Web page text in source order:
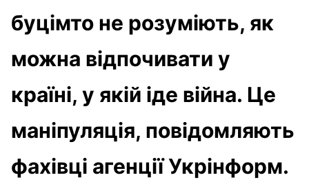
буцімто не розуміють, як
можна відпочивати у
країні, у якій іде війна. Це
маніпуляція, повідомляють
фахівці агенції Укрінформ.